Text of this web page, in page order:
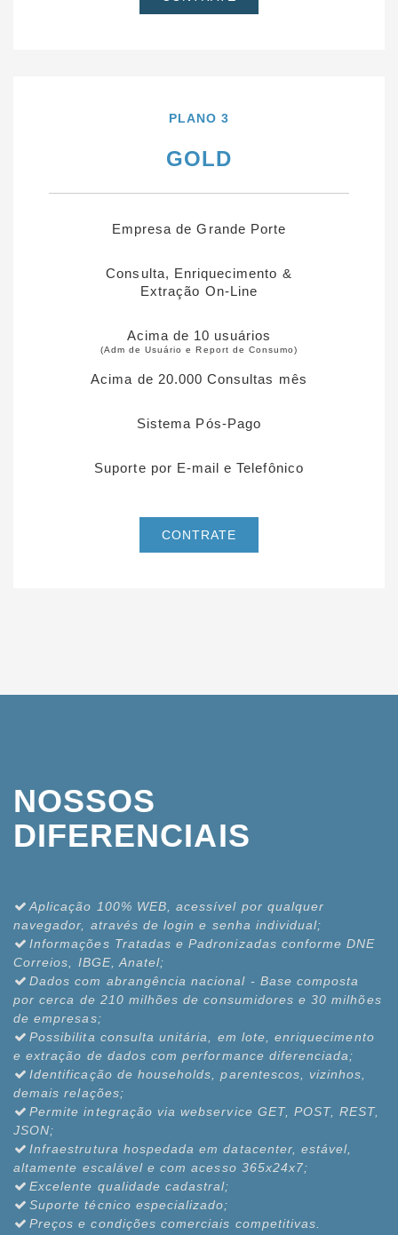
PLANO 3
GOLD
Empresa de Grande Porte
Consulta, Enriquecimento &
Extração On-Line
Acima de 10 usuários
(Adm de Usuário e Report de Consumo)
Acima de 20.000 Consultas mês
Sistema Pós-Pago
Suporte por E-mail e Telefônico
CONTRATE
NOSSOS
DIFERENCIAIS
Aplicação 100% WEB, acessível por qualquer
navegador, através de login e senha individual;
Informações Tratadas e Padronizadas conforme DNE
Correios, IBGE, Anatel;
Dados com abrangência nacional - Base composta
por cerca de 210 milhões de consumidores e 30 milhões
de empresas;
Possibilita consulta unitária, em lote, enriquecimento
e extração de dados com performance diferenciada;
Identificação de households, parentescos, vizinhos,
demais relações;
Permite integração via webservice GET, POST, REST,
JSON;
Infraestrutura hospedada em datacenter, estável,
altamente escalável e com acesso 365x24x7;
Excelente qualidade cadastral;
Suporte técnico especializado;
Preços e condições comerciais competitivas.